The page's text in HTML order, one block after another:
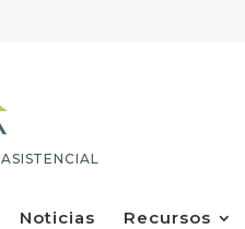
Noticias Recursos